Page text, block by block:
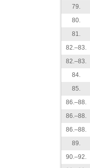
79.
80.
81.
82.–83.
82.–83.
84.
85.
86.–88.
86.–88.
86.–88.
89.
90.–92.